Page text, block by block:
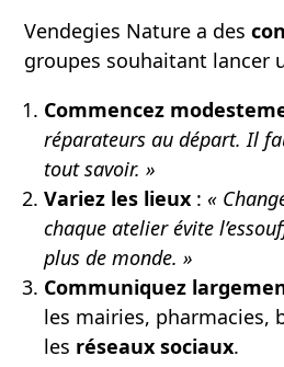
Vendegies Nature a des
groupes souhaitant lancer
Commencez
réparateurs au départ. Il
tout savoir. »
Variez les lieux : «
chaque atelier évite
plus de monde. »
Communiquez
les mairies, pharmacies,
les réseaux sociaux.